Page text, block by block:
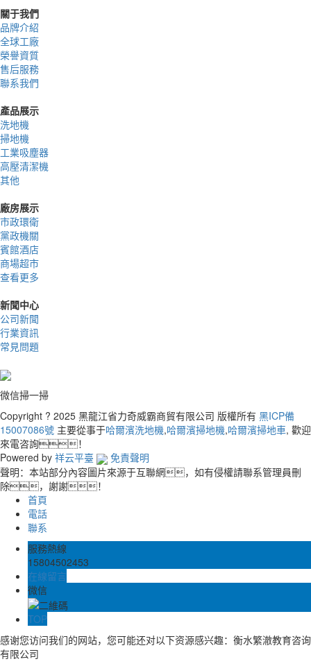
關于我們
品牌介紹
全球工廠
榮譽資質
售后服務
聯系我們
產品展示
洗地機
掃地機
工業吸塵器
高壓清潔機
其他
廠房展示
市政環衛
黨政機關
賓館酒店
商場超市
查看更多
新聞中心
公司新聞
行業資訊
常見問題
微信掃一掃
Copyright ? 2025 黑龍江省力奇威霸商貿有限公司 版權所有 黑ICP備
15007086號 主要從事于哈爾濱洗地機,哈爾濱掃地機,哈爾濱掃地車, 歡迎
來電咨詢！
Powered by 祥云平臺
免責聲明
聲明：本站部分內容圖片來源于互聯網，如有侵權請聯系管理員刪
除，謝謝！
首頁
電話
聯系
服務熱線
15804502453
在線留言
微信
TOP
感谢您访问我们的网站，您可能还对以下资源感兴趣：衡水繁澈教育咨询
有限公司